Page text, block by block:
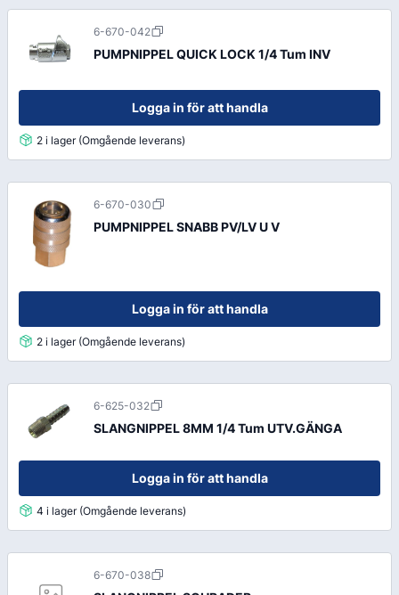
6-670-042
PUMPNIPPEL QUICK LOCK 1/4 Tum INV
Logga in för att handla
2 i lager (Omgående leverans)
6-670-030
PUMPNIPPEL SNABB PV/LV U V
Logga in för att handla
2 i lager (Omgående leverans)
6-625-032
SLANGNIPPEL 8MM 1/4 Tum UTV.GÄNGA
Logga in för att handla
4 i lager (Omgående leverans)
6-670-038